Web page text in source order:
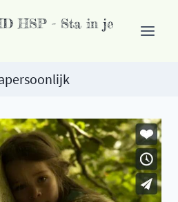
HSP - Sta in je